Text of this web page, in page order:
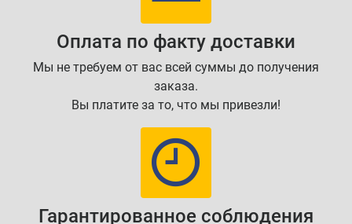
Оплата по факту доставки
Мы не требуем от вас всей суммы до получения
заказа.
Вы платите за то, что мы привезли!
Гарантированное соблюдения